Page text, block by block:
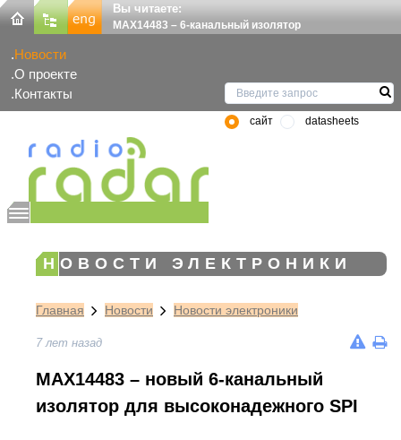
Вы читаете:
MAX14483 – 6-канальный изолятор
Новости
О проекте
Контакты
сайт datasheets
НОВОСТИ ЭЛЕКТРОНИКИ
Главная Новости Новости электроники
7 лет назад
MAX14483 – новый 6-канальный
изолятор для высоконадежного SPI